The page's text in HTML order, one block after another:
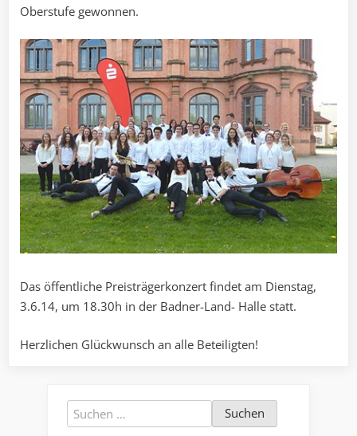
Oberstufe gewonnen.
Das öffentliche Preisträgerkonzert findet am Dienstag,
3.6.14, um 18.30h in der Badner-Land- Halle statt.
Herzlichen Glückwunsch an alle Beteiligten!
Suchen
nach: